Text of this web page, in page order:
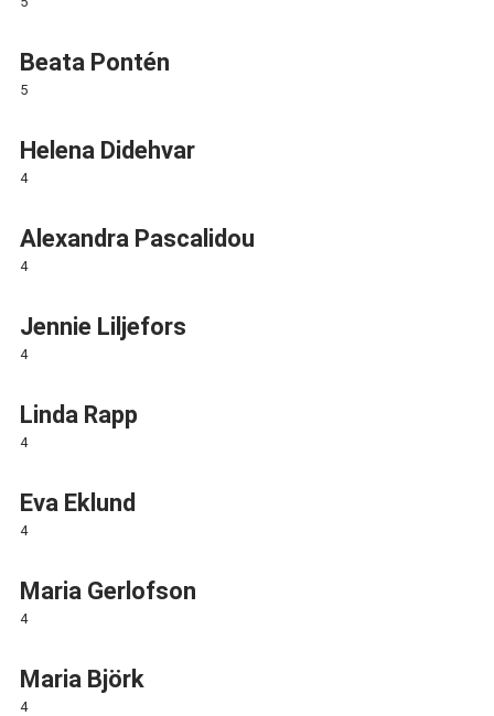
Beata Pontén
5
Helena Didehvar
4
Alexandra Pascalidou
4
Jennie Liljefors
4
Linda Rapp
4
Eva Eklund
4
Maria Gerlofson
4
Maria Björk
4